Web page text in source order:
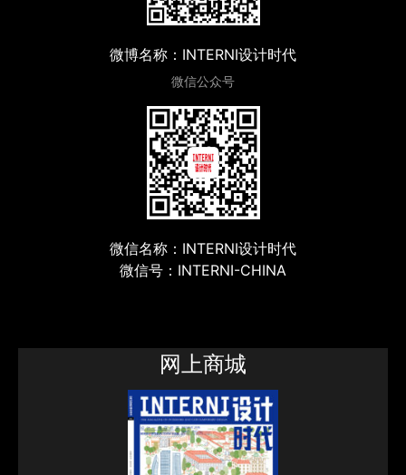
微博名称：INTERNI设计时代
微信公众号
微信名称：INTERNI设计时代
微信号：INTERNI-CHINA
网上商城